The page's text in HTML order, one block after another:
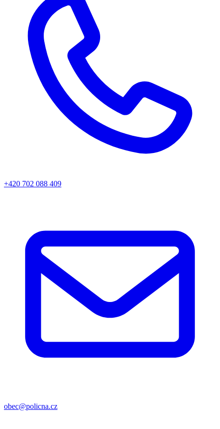
+420 702 088 409
obec@policna.cz